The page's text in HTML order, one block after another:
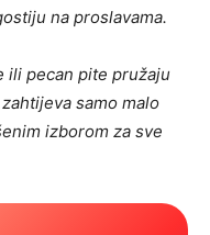
na proslavama.
ili pecan pite pružaju
samo malo
izborom za sve